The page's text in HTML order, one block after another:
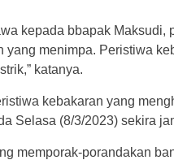
kepada bbapak Maksudi,
yang menimpa. Peristiwa
katanya.
kebakaran yang
Selasa (8/3/2023) sekira
memporak-porandakan